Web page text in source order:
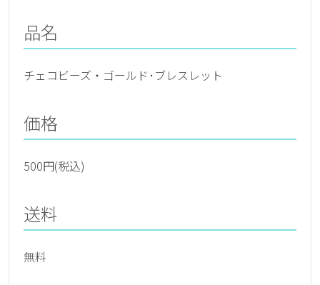
品名
チェコビーズ・ゴールド･ブレスレット
価格
500円(税込)
送料
無料